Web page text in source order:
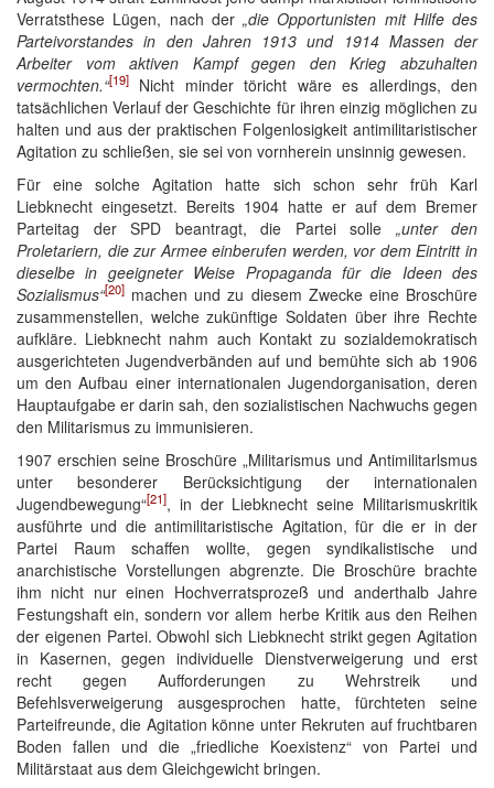
Verratsthese Lügen, nach der „die Opportunisten mit Hilfe des
Parteivorstandes in den Jahren 1913 und 1914 Massen der
Arbeiter vom aktiven Kampf gegen den Krieg abzuhalten
vermochten.“[19]
Nicht minder töricht wäre es allerdings, den
tatsächlichen Verlauf der Geschichte für ihren einzig möglichen zu
halten und aus der praktischen Folgenlosigkeit antimilitaristischer
Agitation zu schließen, sie sei von vornherein unsinnig gewesen.
Für eine solche Agitation hatte sich schon sehr früh Karl
Liebknecht eingesetzt. Bereits 1904 hatte er auf dem Bremer
Parteitag der SPD beantragt, die Partei solle „unter den
Proletariern, die zur Armee einberufen werden, vor dem Eintritt in
dieselbe in geeigneter Weise Propaganda für die Ideen des
Sozialismus“[20] machen und zu diesem Zwecke eine Broschüre
zusammenstellen, welche zukünftige Soldaten über ihre Rechte
aufkläre. Liebknecht nahm auch Kontakt zu sozialdemokratisch
ausgerichteten Jugendverbänden auf und bemühte sich ab 1906
um den Aufbau einer internationalen Jugendorganisation, deren
Hauptaufgabe er darin sah, den sozialistischen Nachwuchs gegen
den Militarismus zu immunisieren.
1907 erschien seine Broschüre „Militarismus und Antimilitarlsmus
unter besonderer Berücksichtigung der internationalen
Jugendbewegung“[21], in der Liebknecht seine Militarismuskritik
ausführte und die antimilitaristische Agitation, für die er in der
Partei Raum schaffen wollte, gegen syndikalistische und
anarchistische Vorstellungen abgrenzte. Die Broschüre brachte
ihm nicht nur einen Hochverratsprozeß und anderthalb Jahre
Festungshaft ein, sondern vor allem herbe Kritik aus den Reihen
der eigenen Partei. Obwohl sich Liebknecht strikt gegen Agitation
in Kasernen, gegen individuelle Dienstverweigerung und erst
recht gegen Aufforderungen zu Wehrstreik und
Befehlsverweigerung ausgesprochen hatte, fürchteten seine
Parteifreunde, die Agitation könne unter Rekruten auf fruchtbaren
Boden fallen und die „friedliche Koexistenz“ von Partei und
Militärstaat aus dem Gleichgewicht bringen.